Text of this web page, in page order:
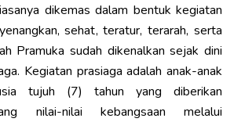
dikemas dalam bentuk kegiatan
sehat, teratur, terarah, serta
Pramuka sudah dikenalkan sejak dini
Kegiatan prasiaga adalah anak-anak
tujuh (7) tahun yang diberikan
nilai-nilai kebangsaan melalui